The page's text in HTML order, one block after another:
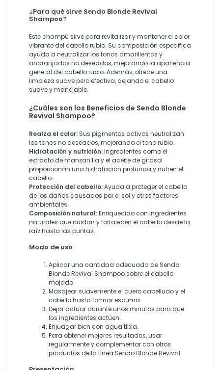
¿Para qué sirve Sendo Blonde Revival
Shampoo?
Este champú sirve para revitalizar y mantener el color
vibrante del cabello rubio. Su composición específica
ayuda a neutralizar los tonos amarillentos y
anaranjados no deseados, mejorando la apariencia
general del cabello rubio. Además, ofrece una
limpieza suave pero efectiva, dejando el cabello
suave y manejable.
¿Cuáles son los Beneficios de Sendo Blonde
Revival Shampoo?
Realza el color: Sus pigmentos activos neutralizan
los tonos no deseados, mejorando el tono rubio.
Hidratación y nutrición:Ingredientes como el
extracto de manzanilla y el aceite de girasol
proporcionan una hidratación profunda y nutren el
cabello.
Protección del cabello:Ayuda a proteger el cabello
de los daños causados por el sol y otros factores
ambientales.
Composición natural:Enriquecido con ingredientes
naturales que cuidan y fortalecen el cabello desde la
raíz hasta las puntas.
Modo de uso
Aplicar una cantidad adecuada de Sendo
Blonde Revival Shampoo sobre el cabello
mojado.
Masajear suavemente el cuero cabelludo y el
cabello hasta formar espuma.
Dejar actuar durante unos minutos para que
los ingredientes actúen.
Enjuagar bien con agua tibia.
Para obtener mejores resultados, usar
regularmente y complementar con otros
productos de la línea Sendo Blonde Revival.